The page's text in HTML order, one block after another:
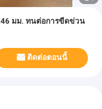
มม. ทนต่อการขีดข่วน
ติดต่อตอนนี้